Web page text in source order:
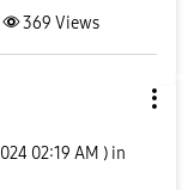
369 Views
02:19 AM ) in